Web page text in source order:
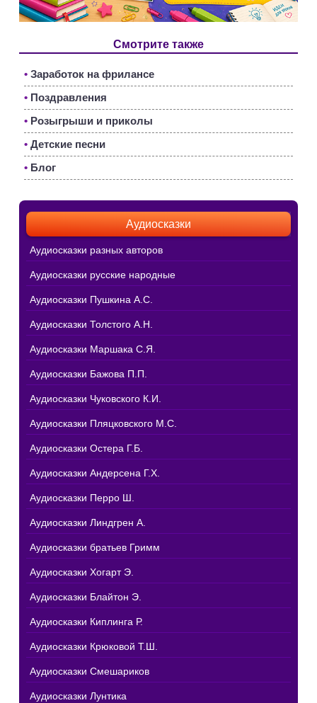
Смотрите также
• Заработок на фрилансе
• Поздравления
• Розыгрыши и приколы
• Детские песни
• Блог
Аудиосказки
Аудиосказки разных авторов
Аудиосказки русские народные
Аудиосказки Пушкина А.С.
Аудиосказки Толстого А.Н.
Аудиосказки Маршака С.Я.
Аудиосказки Бажова П.П.
Аудиосказки Чуковского К.И.
Аудиосказки Пляцковского М.С.
Аудиосказки Остера Г.Б.
Аудиосказки Андерсена Г.Х.
Аудиосказки Перро Ш.
Аудиосказки Линдгрен А.
Аудиосказки братьев Гримм
Аудиосказки Хогарт Э.
Аудиосказки Блайтон Э.
Аудиосказки Киплинга Р.
Аудиосказки Крюковой Т.Ш.
Аудиосказки Смешариков
Аудиосказки Лунтика